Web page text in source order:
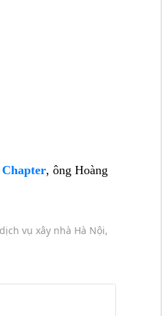
, ông Hoàng
dịch vụ xây nhà Hà Nội,